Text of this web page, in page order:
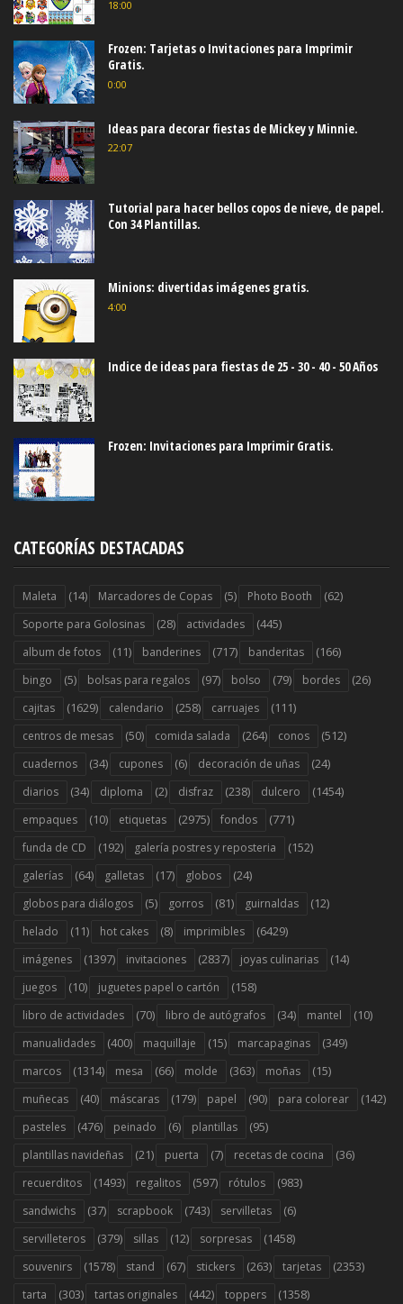
18:00
Frozen: Tarjetas o Invitaciones para Imprimir
Gratis.
0:00
Ideas para decorar fiestas de Mickey y Minnie.
22:07
Tutorial para hacer bellos copos de nieve, de papel.
Con 34 Plantillas.
Minions: divertidas imágenes gratis.
4:00
Indice de ideas para fiestas de 25 - 30 - 40 - 50 Años
Frozen: Invitaciones para Imprimir Gratis.
CATEGORÍAS DESTACADAS
Maleta (14) Marcadores de Copas (5) Photo Booth (62)
Soporte para Golosinas (28) actividades (445)
album de fotos (11) banderines (717) banderitas (166)
bingo (5) bolsas para regalos (97) bolso (79) bordes (26)
cajitas (1629) calendario (258) carruajes (111)
centros de mesas (50) comida salada (264) conos (512)
cuadernos (34) cupones (6) decoración de uñas (24)
diarios (34) diploma (2) disfraz (238) dulcero (1454)
empaques (10) etiquetas (2975) fondos (771)
funda de CD (192) galería postres y reposteria (152)
galerías (64) galletas (17) globos (24)
globos para diálogos (5) gorros (81) guirnaldas (12)
helado (11) hot cakes (8) imprimibles (6429)
imágenes (1397) invitaciones (2837) joyas culinarias (14)
juegos (10) juguetes papel o cartón (158)
libro de actividades (70) libro de autógrafos (34) mantel (10)
manualidades (400) maquillaje (15) marcapaginas (349)
marcos (1314) mesa (66) molde (363) moñas (15)
muñecas (40) máscaras (179) papel (90) para colorear (142)
pasteles (476) peinado (6) plantillas (95)
plantillas navideñas (21) puerta (7) recetas de cocina (36)
recuerditos (1493) regalitos (597) rótulos (983)
sandwichs (37) scrapbook (743) servilletas (6)
servilleteros (379) sillas (12) sorpresas (1458)
souvenirs (1578) stand (67) stickers (263) tarjetas (2353)
tarta (303) tartas originales (442) toppers (1358)